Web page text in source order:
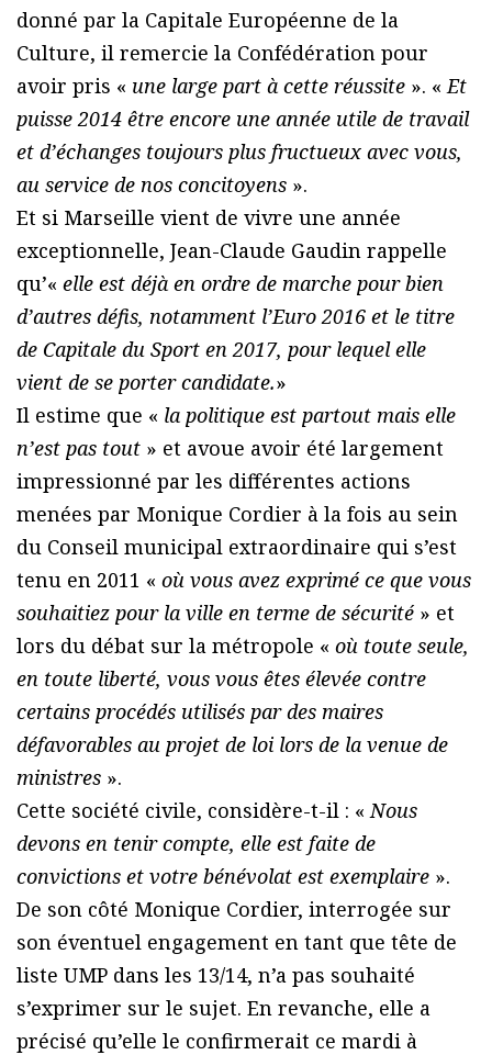
donné par la Capitale Européenne de la
Culture, il remercie la Confédération pour
avoir pris « une large part à cette réussite ». «Et
puisse 2014 être encore une année utile de travail
et d’échanges toujours plus fructueux avec vous,
au service de nos concitoyens ».
Et si Marseille vient de vivre une année
exceptionnelle, Jean-Claude Gaudin rappelle
qu’« elle est déjà en ordre de marche pour bien
d’autres défis, notamment l’Euro 2016 et le titre
de Capitale du Sport en 2017, pour lequel elle
vient de se porter candidate.»
Il estime que « la politique est partout mais elle
n’est pas tout » et avoue avoir été largement
impressionné par les différentes actions
menées par Monique Cordier à la fois au sein
du Conseil municipal extraordinaire qui s’est
tenu en 2011 « où vous avez exprimé ce que vous
souhaitiez pour la ville en terme de sécurité » et
lors du débat sur la métropole « où toute seule,
en toute liberté, vous vous êtes élevée contre
certains procédés utilisés par des maires
défavorables au projet de loi lors de la venue de
ministres ».
Cette société civile, considère-t-il : «Nous
devons en tenir compte, elle est faite de
convictions et votre bénévolat est exemplaire ».
De son côté Monique Cordier, interrogée sur
son éventuel engagement en tant que tête de
liste UMP dans les 13/14, n’a pas souhaité
s’exprimer sur le sujet. En revanche, elle a
précisé qu’elle le confirmerait ce mardi à